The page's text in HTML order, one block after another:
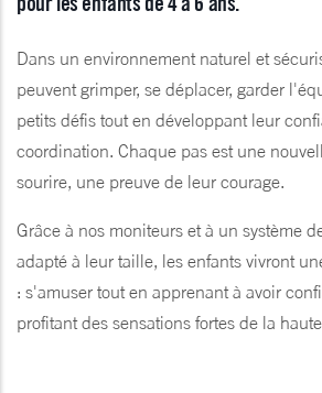
Dans un environnement naturel et
peuvent grimper, se déplacer, garder
petits défis tout en développant leur
coordination. Chaque pas est une
sourire, une preuve de leur courage.
Grâce à nos moniteurs et à un système
adapté à leur taille, les enfants vivront
: s'amuser tout en apprenant à avoir
profitant des sensations fortes de la